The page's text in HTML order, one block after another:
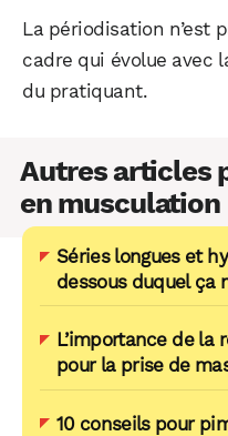
La périodisation n’est
cadre qui évolue avec
du pratiquant.
Autres articles
en musculation
Séries longues et
dessous duquel ça
L’importance de la
pour la prise de
10 conseils pour